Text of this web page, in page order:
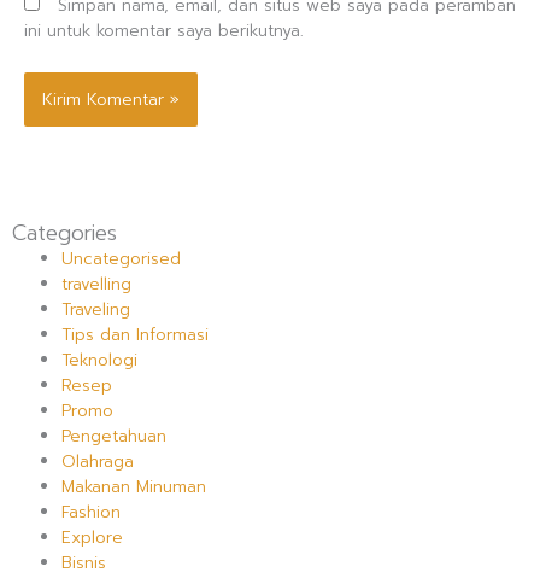
Simpan nama, email, dan situs web saya pada peramban
ini untuk komentar saya berikutnya.
Categories
Uncategorised
travelling
Traveling
Tips dan Informasi
Teknologi
Resep
Promo
Pengetahuan
Olahraga
Makanan Minuman
Fashion
Explore
Bisnis